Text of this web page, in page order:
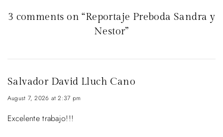
3 comments on “Reportaje Preboda Sandra y
Nestor”
Salvador David Lluch Cano
August 7, 2026 at 2:37 pm
Excelente trabajo!!!